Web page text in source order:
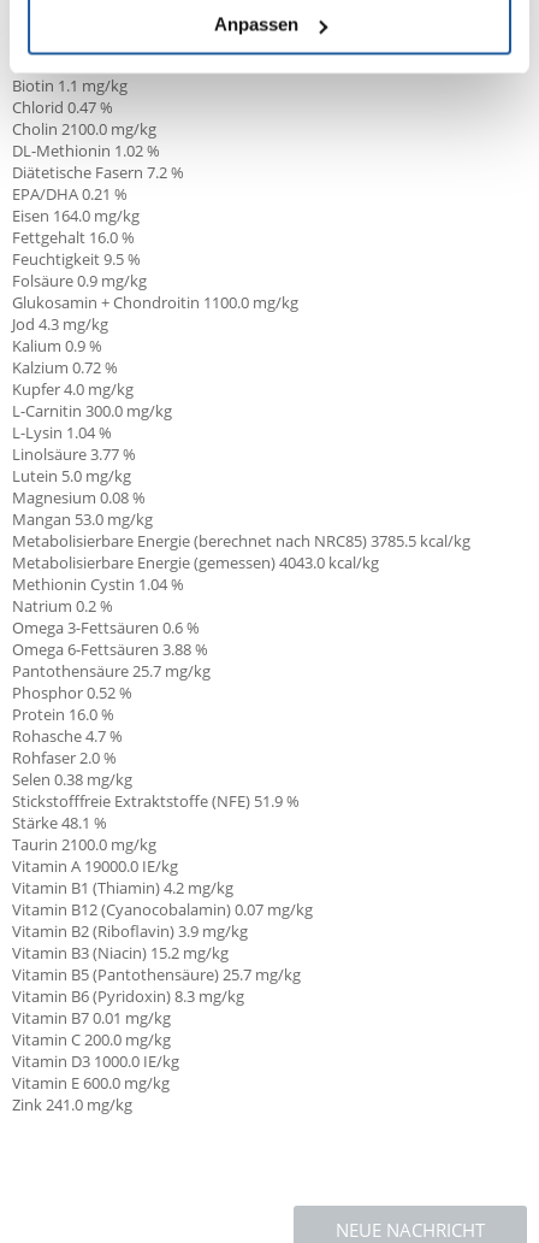
Anpassen
Biotin 1.1 mg/kg
Chlorid 0.47 %
Cholin 2100.0 mg/kg
DL-Methionin 1.02 %
Diätetische Fasern 7.2 %
EPA/DHA0.21 %
Eisen 164.0 mg/kg
Fettgehalt 16.0 %
Feuchtigkeit 9.5 %
Folsäure 0.9 mg/kg
Glukosamin + Chondroitin 1100.0 mg/kg
Jod 4.3 mg/kg
Kalium 0.9 %
Kalzium 0.72 %
Kupfer 4.0 mg/kg
L-Carnitin 300.0 mg/kg
L-Lysin 1.04 %
Linolsäure3.77 %
Lutein 5.0 mg/kg
Magnesium 0.08 %
Mangan 53.0 mg/kg
Metabolisierbare Energie (berechnet nach NRC85) 3785.5 kcal/kg
Metabolisierbare Energie (gemessen) 4043.0 kcal/kg
Methionin Cystin 1.04 %
Natrium 0.2 %
Omega 3-Fettsäuren 0.6 %
Omega 6-Fettsäuren 3.88 %
Pantothensäure 25.7 mg/kg
Phosphor 0.52 %
Protein 16.0 %
Rohasche 4.7 %
Rohfaser 2.0 %
Selen 0.38 mg/kg
Stickstofffreie Extraktstoffe (NFE) 51.9 %
Stärke 48.1 %
Taurin 2100.0 mg/kg
Vitamin A 19000.0 IE/kg
Vitamin B1 (Thiamin)4.2 mg/kg
Vitamin B12 (Cyanocobalamin) 0.07 mg/kg
Vitamin B2 (Riboflavin) 3.9 mg/kg
Vitamin B3 (Niacin) 15.2 mg/kg
Vitamin B5 (Pantothensäure) 25.7 mg/kg
Vitamin B6 (Pyridoxin) 8.3 mg/kg
Vitamin B7 0.01 mg/kg
Vitamin C200.0 mg/kg
Vitamin D3 1000.0 IE/kg
Vitamin E 600.0 mg/kg
Zink 241.0 mg/kg
NEUE NACHRICHT